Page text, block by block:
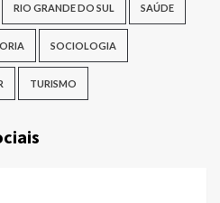
RIO GRANDE DO SUL SAÚDE
SOCIOLOGIA
TURISMO